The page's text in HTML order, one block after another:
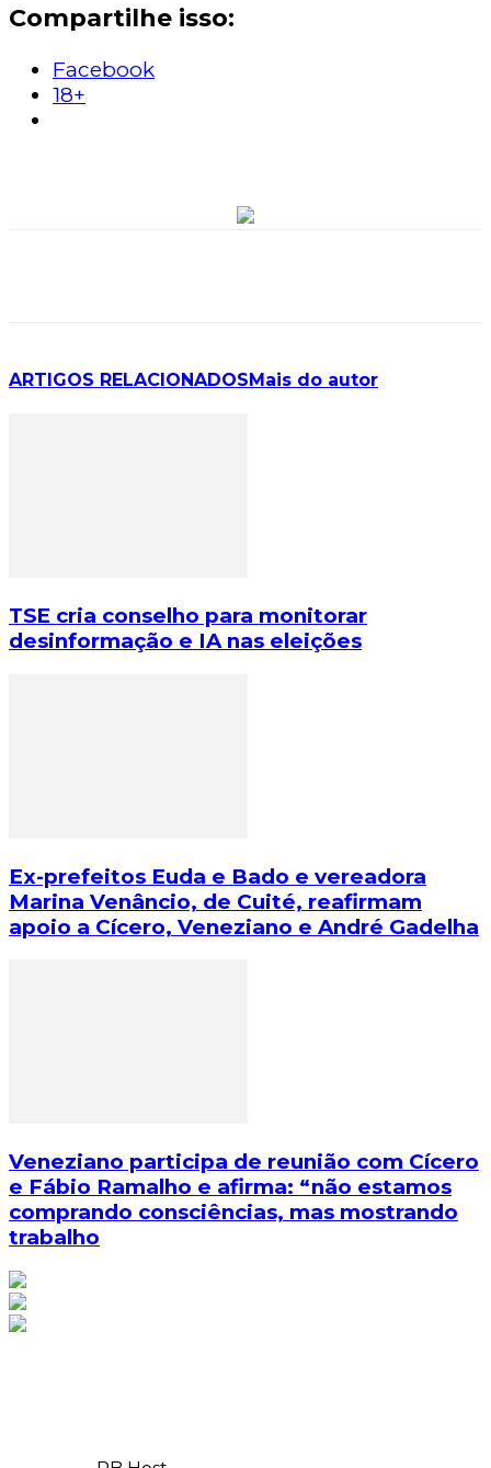
Compartilhe isso:
Facebook
18+
ARTIGOS RELACIONADOS Mais do autor
TSE cria conselho para monitorar
desinformação e IA nas eleições
Ex-prefeitos Euda e Bado e vereadora
Marina Venâncio, de Cuité, reafirmam
apoio a Cícero, Veneziano e André Gadelha
Veneziano participa de reunião com Cícero
e Fábio Ramalho e afirma: “não estamos
comprando consciências, mas mostrando
trabalho